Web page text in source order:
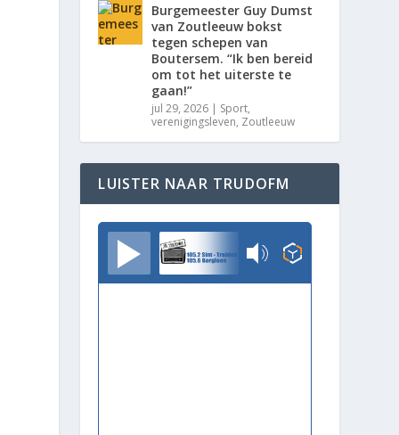
Burgemeester Guy Dumst
van Zoutleeuw bokst
tegen schepen van
Boutersem. “Ik ben bereid
om tot het uiterste te
gaan!”
jul 29, 2026 | Sport,
verenigingsleven, Zoutleeuw
LUISTER NAAR TRUDOFM
TrudoFM